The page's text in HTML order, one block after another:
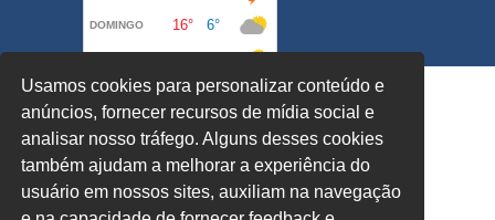
Usamos cookies para personalizar conteúdo e
anúncios, fornecer recursos de mídia social e
analisar nosso tráfego. Alguns desses cookies
também ajudam a melhorar a experiência do
usuário em nossos sites, auxiliam na navegação